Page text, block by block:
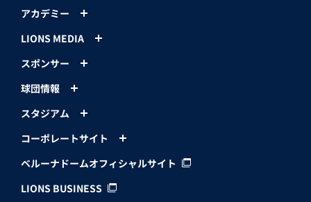
アカデミー
LIONS MEDIA
スポンサー
球団情報
スタジアム
コーポレートサイト
ベルーナドームオフィシャルサイト
LIONS BUSINESS